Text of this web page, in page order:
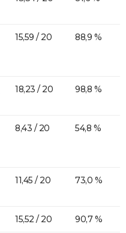
15,59 / 20 88,9 %
18,23 / 20 98,8 %
8,43 / 20 54,8 %
11,45 / 20 73,0 %
15,52 / 20 90,7 %